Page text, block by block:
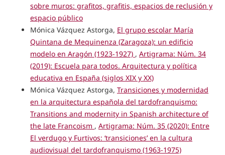
sobre muros: grafitos, grafitis, espacios de reclusión y
espacio público
Mónica Vázquez Astorga, El grupo escolar María
Quintana de Mequinenza (Zaragoza): un edificio
modelo en Aragón (1923-1927) , Artigrama: Núm. 34
(2019): Escuela para todos. Arquitectura y política
educativa en España (siglos XIX y XX)
Mónica Vázquez Astorga, Transiciones y modernidad
en la arquitectura española del tardofranquismo:
Transitions and modernity in Spanish architecture of
the late Francoism , Artigrama: Núm. 35 (2020): Entre
El verdugo y Furtivos: ‘transiciones’ en la cultura
audiovisual del tardofranquismo (1963-1975)